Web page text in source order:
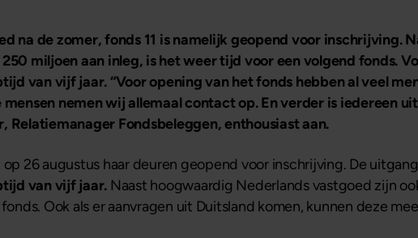
na de zomer, fonds 11 is namelijk geopend voor inschrijving.
miljoen aan inleg, is het weer tijd voor een volgend fonds.
van vijf jaar. “Voor opening van het fonds hebben al veel
mensen nemen wij allemaal contact op. En verder is iedereen
Relatiemanager Fondsbeleggen, enthousiast aan.
26 augustus haar deuren geopend voor inschrijving. De
van vijf jaar. Naast hoogwaardig Nederlands vastgoed zijn
Ook als er aanvragen uit Duitsland komen, kunnen deze